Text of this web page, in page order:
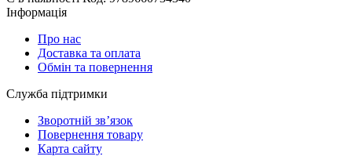
Інформація
Про нас
Доставка та оплата
Обмін та повернення
Служба підтримки
Зворотній зв’язок
Повернення товару
Карта сайту